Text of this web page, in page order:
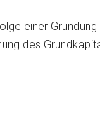
einer
des